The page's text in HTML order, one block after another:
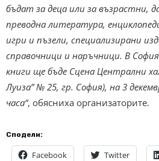
бъдат за деца или за възрастни,
преводна литература,
игри и пъзели, специализирани
справочници и наръчници. В
книги ще бъде Сцена Централни
Луиза” № 25, гр. София), на 3
часа“, обясниха организаторите.
Сподели:
Facebook Twitter